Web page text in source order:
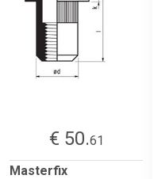
€ 50.61
Masterfix